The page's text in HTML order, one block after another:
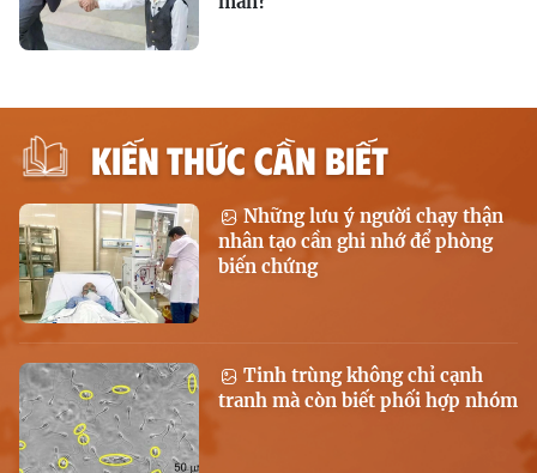
KIẾN THỨC CẦN BIẾT
Những lưu ý người chạy thận
nhân tạo cần ghi nhớ để phòng
biến chứng
Tinh trùng không chỉ cạnh
tranh mà còn biết phối hợp nhóm